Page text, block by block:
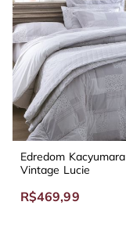
Edredom Kacyumara
Vintage Lucie
R$469,99